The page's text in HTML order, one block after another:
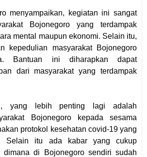
menyampaikan, kegiatan ini sangat
Bojonegoro yang terdampak
mental maupun ekonomi. Selain itu,
kepedulian masyarakat Bojonegoro
Bantuan ini diharapkan dapat
dari masyarakat yang terdampak
yang lebih penting lagi adalah
Bojonegoro kepada sesama
protokol kesehatan covid-19 yang
Selain itu ada kabar yang cukup
dimana di Bojonegoro sendiri sudah